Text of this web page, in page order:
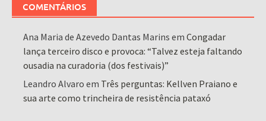
COMENTÁRIOS
Ana Maria de Azevedo Dantas Marins emCongadar
lança terceiro disco e provoca: “Talvez esteja faltando
ousadia na curadoria (dos festivais)”
Leandro Alvaro em Três perguntas: Kellven Praiano e
sua arte como trincheira de resistência pataxó